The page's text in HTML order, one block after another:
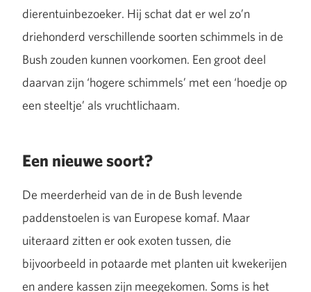
dierentuinbezoeker. Hij schat dat er wel zo’n
driehonderd verschillende soorten schimmels in de
Bush zouden kunnen voorkomen. Een groot deel
daarvan zijn ‘hogere schimmels’ met een ‘hoedje op
een steeltje’ als vruchtlichaam.
Een nieuwe soort?
De meerderheid van de in de Bush levende
paddenstoelen is van Europese komaf. Maar
uiteraard zitten er ook exoten tussen, die
bijvoorbeeld in potaarde met planten uit kwekerijen
en andere kassen zijn meegekomen. Soms is het